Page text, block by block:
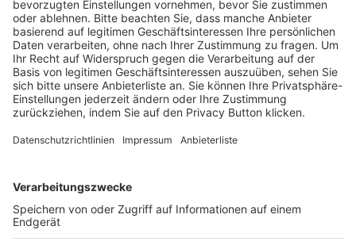
BFV-Geschäftsstellen
Trainerbörse
Login SpielPlus
FOLGE DEM BFV
TOP-VEREINE